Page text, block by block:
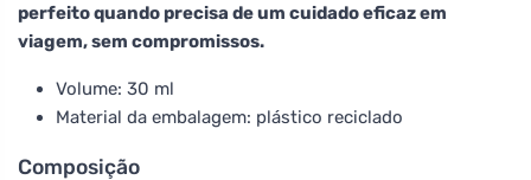
perfeito quando precisa de um cuidado eficaz em
viagem, sem compromissos.
Volume: 30 ml
Material da embalagem: plástico reciclado
Composição